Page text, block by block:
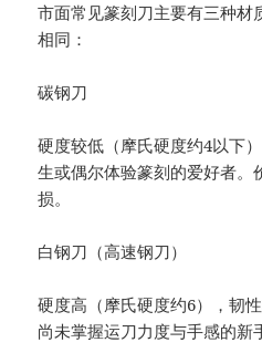
市面常见篆刻刀主要有三种材
相同：
碳钢刀
硬度较低（摩氏硬度约4以下
生或偶尔体验篆刻的爱好者。
损。
白钢刀（高速钢刀）
硬度高（摩氏硬度约6），韧
尚未掌握运刀力度与手感的新